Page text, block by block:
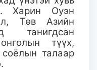
Харин Оуэн
Төв Азийн
танигдсан
түүх,
соёлын талаар